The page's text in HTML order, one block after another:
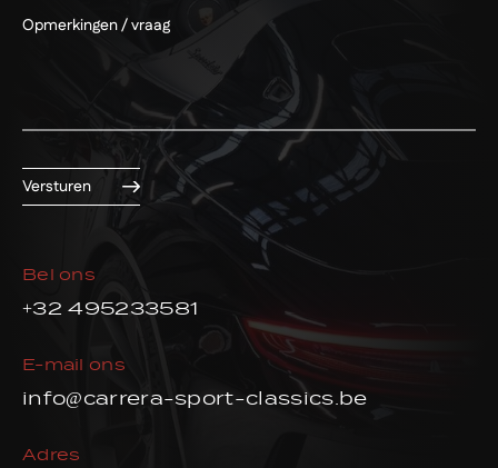
Versturen
Bel ons
+32 495233581
E-mail ons
info@carrera-sport-classics.be
Adres